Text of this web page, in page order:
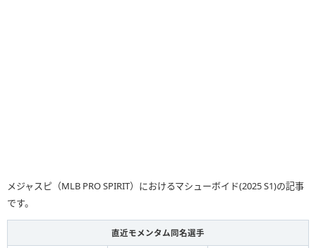
メジャスピ（MLB PRO SPIRIT）におけるマシューボイド(2025 S1)の記事
です。
直近モメンタム同名選手